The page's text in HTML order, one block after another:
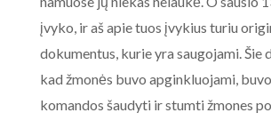
įvyko, ir aš apie tuos įvykius turiu
dokumentus, kurie yra saugojami. Šie
kad žmonės buvo apginkluojami,
komandos šaudyti ir stumti žmones